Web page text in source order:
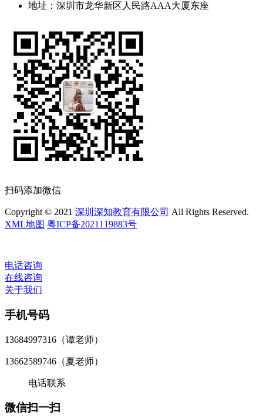
地址：深圳市龙华新区人民路AAA大厦东座
扫码添加微信
Copyright © 2021 深圳深知教育有限公司 All Rights Reserved.
XML地图 粤ICP备2021119883号
电话咨询
在线咨询
关于我们
手机号码
13684997316（谭老师）
13662589746（夏老师）
电话联系
微信扫一扫